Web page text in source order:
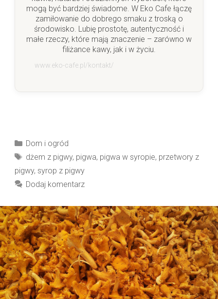
mogą być bardziej świadome. W Eko Cafe łączę
zamiłowanie do dobrego smaku z troską o
środowisko. Lubię prostotę, autentyczność i
małe rzeczy, które mają znaczenie – zarówno w
filiżance kawy, jak i w życiu.
www.eko-cafe.pl/kontakt/
Kategorie
Dom i ogród
Tagi
dżem z pigwy, pigwa, pigwa w syropie, przetwory z
pigwy, syrop z pigwy
Dodaj komentarz